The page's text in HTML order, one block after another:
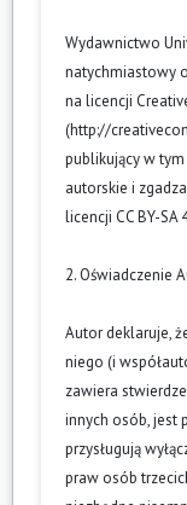
Wydawnictwo
natychmiastowy
na licencji
(http://
publikujący w
autorskie i
licencji CC BY-SA
2. Oświadczenie
Autor deklaruje,
niego (i
zawiera
innych osób, jest
przysługują
praw osób